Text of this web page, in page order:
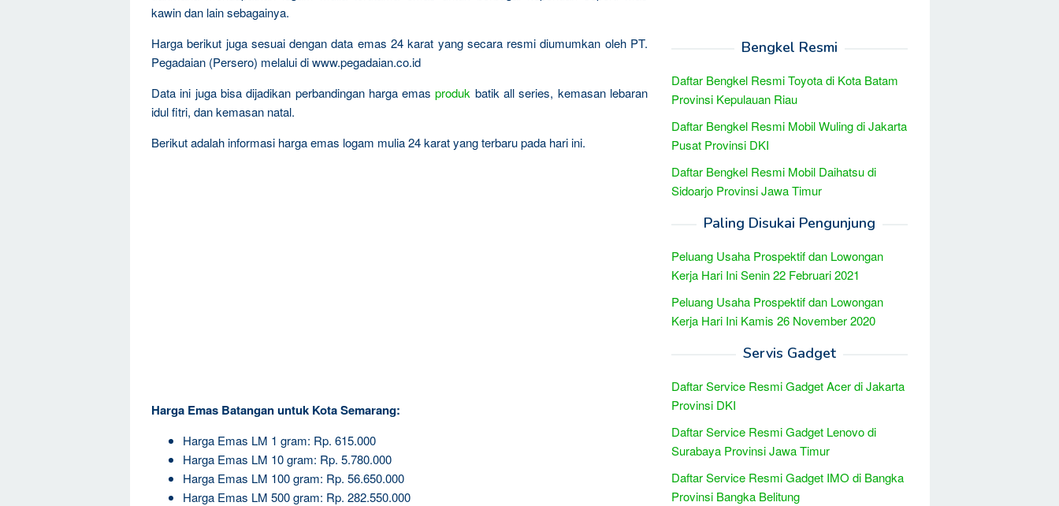
kawin dan lain sebagainya.
Harga berikut juga sesuai dengan data emas 24 karat yang secara resmi diumumkan oleh PT.
Pegadaian (Persero) melalui di www.pegadaian.co.id
Data ini juga bisa dijadikan perbandingan harga emasproduk batik all series, kemasan lebaran
idul fitri, dan kemasan natal.
Berikut adalah informasi harga emas logam mulia 24 karat yang terbaru pada hari ini.
Harga Emas Batangan untuk Kota Semarang:
Harga Emas LM 1 gram: Rp. 615.000
Harga Emas LM 10 gram: Rp. 5.780.000
Harga Emas LM 100 gram: Rp. 56.650.000
Harga Emas LM 500 gram: Rp. 282.550.000
Bengkel Resmi
Daftar Bengkel Resmi Toyota di Kota Batam
Provinsi Kepulauan Riau
Daftar Bengkel Resmi Mobil Wuling di Jakarta
Pusat Provinsi DKI
Daftar Bengkel Resmi Mobil Daihatsu di
Sidoarjo Provinsi Jawa Timur
Paling Disukai Pengunjung
Peluang Usaha Prospektif dan Lowongan
Kerja Hari Ini Senin 22 Februari 2021
Peluang Usaha Prospektif dan Lowongan
Kerja Hari Ini Kamis 26 November 2020
Servis Gadget
Daftar Service Resmi Gadget Acer di Jakarta
Provinsi DKI
Daftar Service Resmi Gadget Lenovo di
Surabaya Provinsi Jawa Timur
Daftar Service Resmi Gadget IMO di Bangka
Provinsi Bangka Belitung